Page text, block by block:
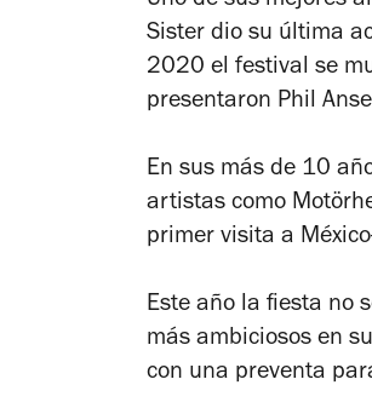
Sister dio su última
2020 el festival se
presentaron Phil
En sus más de 10
artistas como
primer visita a
Este año la fiesta no
más ambiciosos en
con una preventa